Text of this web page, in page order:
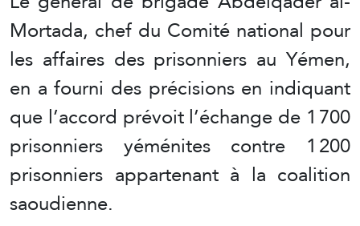
Mortada, chef du Comité national pour
les affaires des prisonniers au Yémen,
en a fourni des précisions en indiquant
que l’accord prévoit l’échange de 1 700
prisonniers yéménites contre 1 200
prisonniers appartenant à la coalition
saoudienne.